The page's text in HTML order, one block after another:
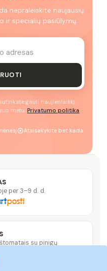
nepraleiskite naujausių
ir specialių pasiūlymų.
gauti naujienlaiškį
metu. Privatumo politika
Atsisakykite bet kada
per 3–9 d. d.
su pinigų